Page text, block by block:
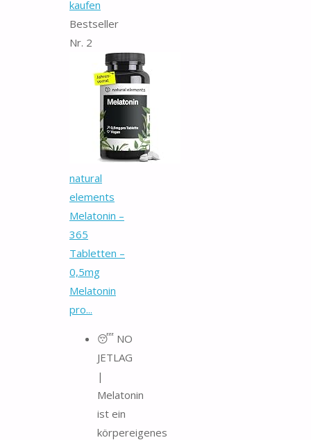
kaufen
Bestseller
Nr. 2
natural
elements
Melatonin –
365
Tabletten –
0,5mg
Melatonin
pro...
😴 NO
JETLAG
|
Melatonin
ist ein
körpereigenes